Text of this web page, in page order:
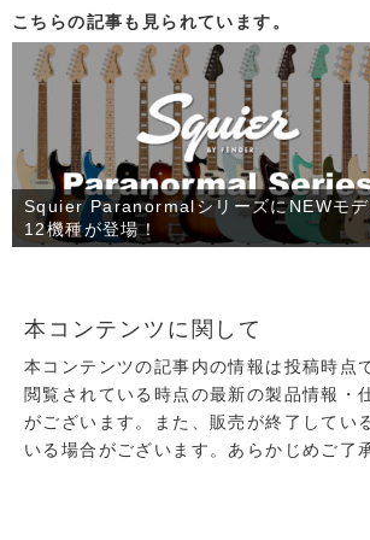
こちらの記事も見られています。
Squier ParanormalシリーズにNEWモデ
12機種が登場！
本コンテンツに関して
本コンテンツの記事内の情報は投稿時点
閲覧されている時点の最新の製品情報・
がございます。また、販売が終了してい
いる場合がございます。あらかじめご了